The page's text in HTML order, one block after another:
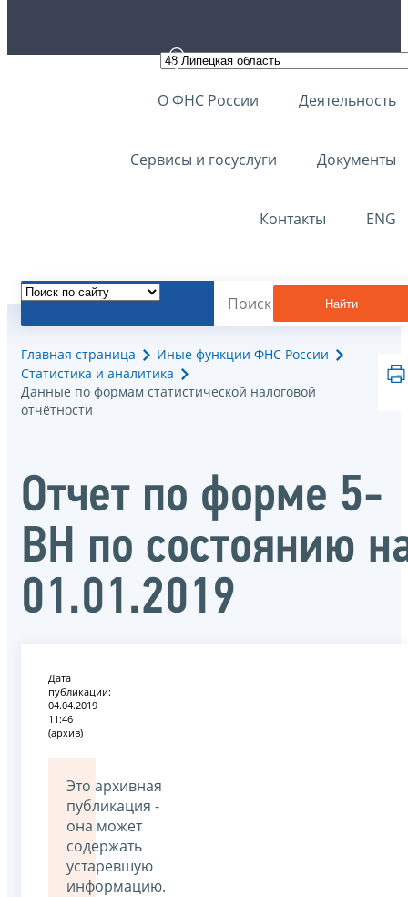
О ФНС России Деятельность
Сервисы и госуслуги Документы
Контакты ENG
Найти
Главная страница
Иные функции ФНС России
Статистика и аналитика
Данные по формам статистической налоговой
отчётности
Отчет по форме 5-
ВН по состоянию
01.01.2019
Дата
публикации:
04.04.2019
11:46
(архив)
Это архивная
публикация -
она может
содержать
устаревшую
информацию.